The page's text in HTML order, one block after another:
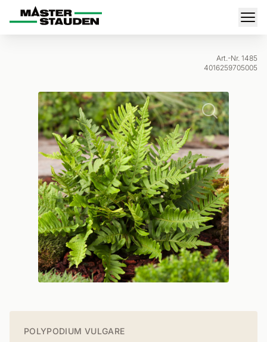
Master-Stauden
Art.-Nr. 1485
4016259705005
POLYPODIUM VULGARE